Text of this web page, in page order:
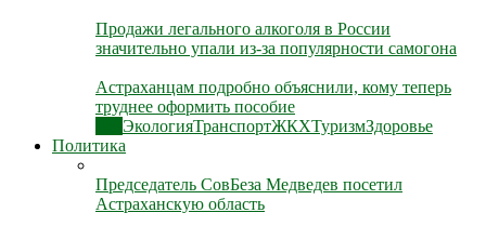
Продажи легального алкоголя в России
значительно упали из-за популярности самогона
Астраханцам подробно объяснили, кому теперь
труднее оформить пособие
ЭкологияТранспортЖКХТуризмЗдоровье
Политика
Председатель СовБеза Медведев посетил
Астраханскую область